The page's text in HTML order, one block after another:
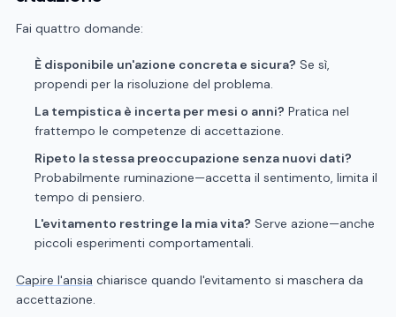
Fai quattro domande:
È disponibile un'azione concreta e sicura? Se sì,
propendi per la risoluzione del problema.
La tempistica è incerta per mesi o anni? Pratica nel
frattempo le competenze di accettazione.
Ripeto la stessa preoccupazione senza nuovi dati?
Probabilmente ruminazione—accetta il sentimento, limita il
tempo di pensiero.
L'evitamento restringe la mia vita? Serve azione—anche
piccoli esperimenti comportamentali.
Capire l'ansia chiarisce quando l'evitamento si maschera da
accettazione.